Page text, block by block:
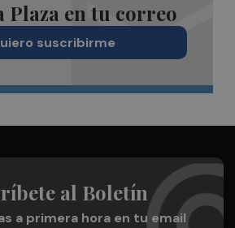
Plaza en tu correo
suscribirme
al Boletín
a primera hora en tu email